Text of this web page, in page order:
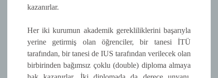
kazanırlar.
Her iki kurumun akademik gerekliliklerini başarıyla
yerine getirmiş olan öğrenciler, bir tanesi İTÜ
tarafından, bir tanesi de IUS tarafından verilecek olan
birbirinden bağımsız çoklu (double) diploma almaya